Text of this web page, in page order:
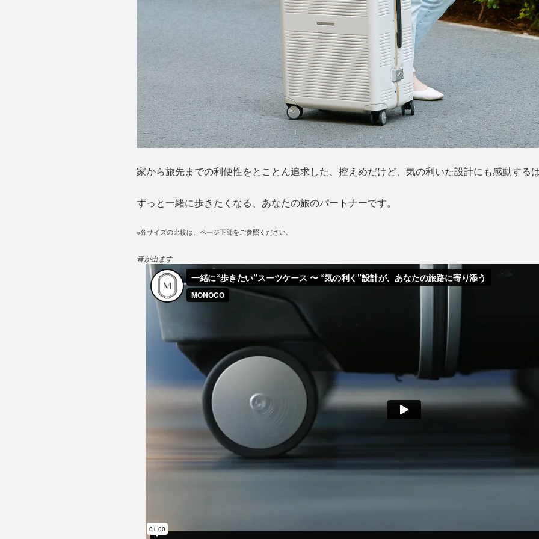
家から旅先までの利便性をとことん追求した、控えめだけど、気の利いた設計にも感動する
ずっと一緒に歩きたくなる、あなたの旅のパートナーです。
※各サイズの比較は、ページ下部をご参照ください。
音が出ます